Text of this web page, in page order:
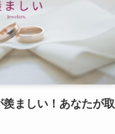
ましい！あなたが取